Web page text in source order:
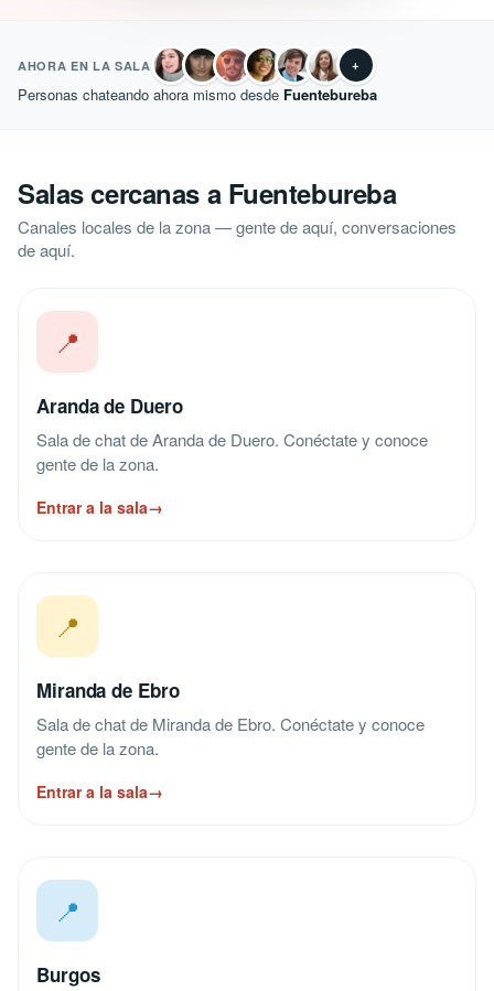
AHORA EN LA SALA +
Personas chateando ahora mismo desde Fuentebureba
Salas cercanas a Fuentebureba
Canales locales de la zona — gente de aquí, conversaciones
de aquí.
📍
Aranda de Duero
Sala de chat de Aranda de Duero. Conéctate y conoce
gente de la zona.
Entrar a la sala→
📍
Miranda de Ebro
Sala de chat de Miranda de Ebro. Conéctate y conoce
gente de la zona.
Entrar a la sala→
📍
Burgos